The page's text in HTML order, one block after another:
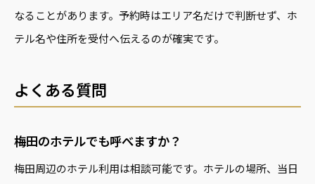
なることがあります。予約時はエリア名だけで判断せず、ホ
テル名や住所を受付へ伝えるのが確実です。
よくある質問
梅田のホテルでも呼べますか？
梅田周辺のホテル利用は相談可能です。ホテルの場所、当日